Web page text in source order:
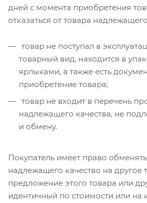
дней с момента приобретения
отказаться от товара
товар не поступал в
товарный вид, находится в
ярлыками, а также есть
приобретение товара;
товар не входит в перечень
надлежащего качества, не
и обмену.
Покупатель имеет право
надлежащего качество на другое
предложение этого товара или
идентичный по стоимости или на